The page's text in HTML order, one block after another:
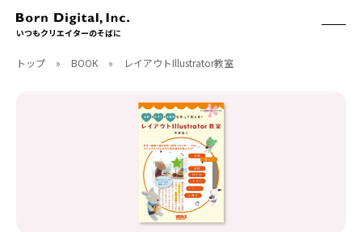
いつもクリエイターのそばに
ABOUT
CGWORLD.jp
トップ » BOOK » レイアウトIllustrator教室